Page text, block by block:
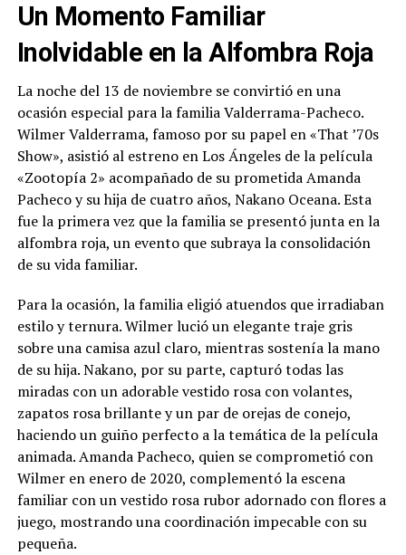
Un Momento Familiar
Inolvidable en la Alfombra Roja
La noche del 13 de noviembre se convirtió en una
ocasión especial para la familia Valderrama-Pacheco.
Wilmer Valderrama, famoso por su papel en «That ’70s
Show», asistió al estreno en Los Ángeles de la película
«Zootopía 2» acompañado de su prometida Amanda
Pacheco y su hija de cuatro años, Nakano Oceana. Esta
fue la primera vez que la familia se presentó junta en la
alfombra roja, un evento que subraya la consolidación
de su vida familiar.
Para la ocasión, la familia eligió atuendos que irradiaban
estilo y ternura. Wilmer lució un elegante traje gris
sobre una camisa azul claro, mientras sostenía la mano
de su hija. Nakano, por su parte, capturó todas las
miradas con un adorable vestido rosa con volantes,
zapatos rosa brillante y un par de orejas de conejo,
haciendo un guiño perfecto a la temática de la película
animada. Amanda Pacheco, quien se comprometió con
Wilmer en enero de 2020, complementó la escena
familiar con un vestido rosa rubor adornado con flores a
juego, mostrando una coordinación impecable con su
pequeña.